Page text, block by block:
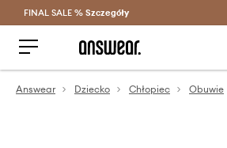
Oszczędzaj z Answear Club >
FINAL SALE % Szczegóły
Answear Dziecko Chłopiec Obuwie